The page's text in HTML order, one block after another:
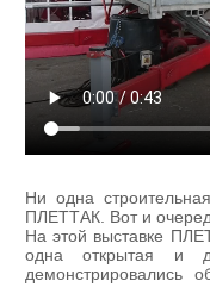
Ни одна
ПЛЕТТАК. Вот и
На этой выставке
одна открытая и
демонстрировались